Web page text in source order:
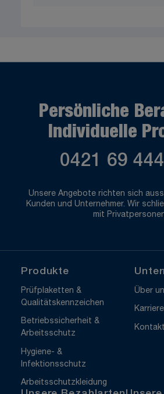
Persönliche
Individuelle
0421 69
Unsere Angebote richten sich
Kunden und Unternehmer. Wir
mit
Produkte
Prüfplaketten &
Qualitätskennzeichen
Betriebssicherheit &
Arbeitsschutz
Hygiene- &
Infektionsschutz
Arbeitsschutzkleidung
Über
Karriere
Kontakt